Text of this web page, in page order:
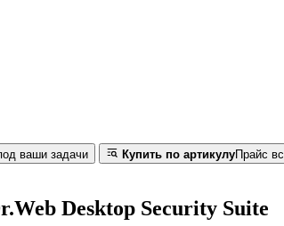
ваши задачи Купить по артикулуПрайс
Desktop Security Suite